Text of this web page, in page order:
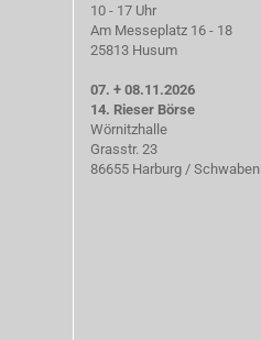
10 - 17 Uhr
Am Messeplatz 16 - 18
25813 Husum
07. + 08.11.2026
14. Rieser Börse
Wörnitzhalle
Grasstr. 23
86655 Harburg / Schwaben